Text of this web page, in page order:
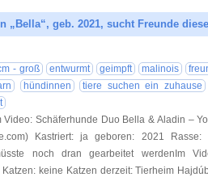
„Bella“, geb. 2021, sucht Freunde
- groß entwurmt geimpft malinois
hündinnen
tiere suchen ein zuhause
Video: Schäferhunde Duo Bella & Aladin –
Kastriert: ja geboren: 2021
noch dran gearbeitet werdenIm
keine Katzen derzeit: Tierheim